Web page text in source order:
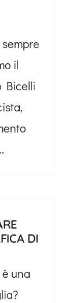
il
Bicelli
DI
una